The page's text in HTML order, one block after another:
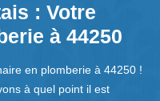
: Votre
à 44250
en plomberie à 44250 !
à quel point il est